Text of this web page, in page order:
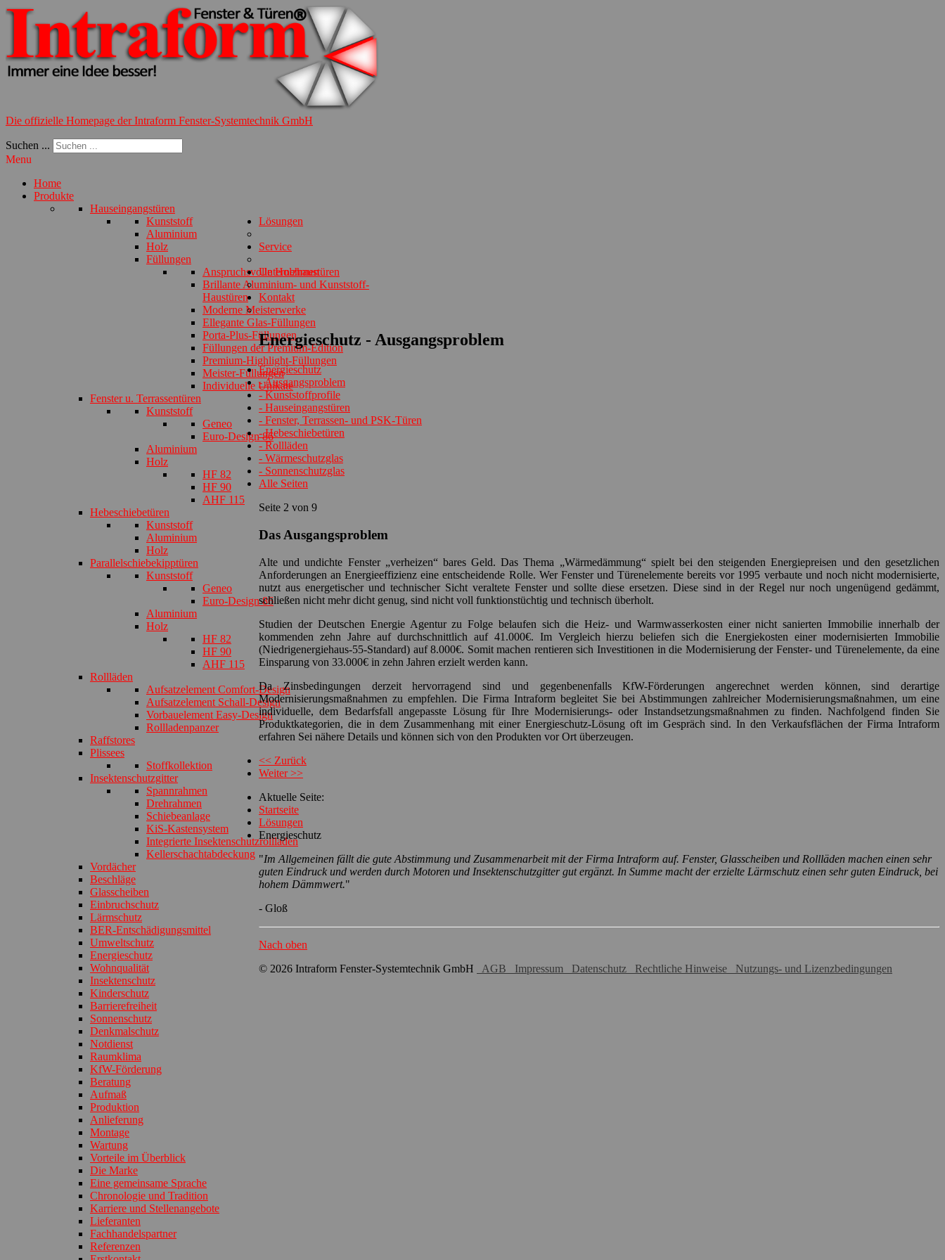
Die offizielle Homepage der Intraform Fenster-Systemtechnik GmbH
Suchen ...
Menu
Home
Produkte
Hauseingangstüren
Kunststoff
Aluminium
Holz
Füllungen
Anspruchsvolle Holzhaustüren
Brillante Aluminium- und Kunststoff-
Haustüren
Moderne Meisterwerke
Ellegante Glas-Füllungen
Porta-Plus-Füllungen
Füllungen der Premium-Edition
Premium-Highlight-Füllungen
Meister-Füllungen
Individuelle Unikate
Fenster u. Terrassentüren
Kunststoff
Geneo
Euro-Design 86
Aluminium
Holz
HF 82
HF 90
AHF 115
Hebeschiebetüren
Kunststoff
Aluminium
Holz
Parallelschiebekipptüren
Kunststoff
Geneo
Euro-Design 86
Aluminium
Holz
HF 82
HF 90
AHF 115
Rollläden
Aufsatzelement Comfort-Design
Aufsatzelement Schall-Design
Vorbauelement Easy-Design
Rollladenpanzer
Raffstores
Plissees
Stoffkollektion
Insektenschutzgitter
Spannrahmen
Drehrahmen
Schiebeanlage
KiS-Kastensystem
Integrierte Insektenschutzrollladen
Kellerschachtabdeckung
Vordächer
Beschläge
Glasscheiben
Lösungen
Einbruchschutz
Lärmschutz
BER-Entschädigungsmittel
Umweltschutz
Energieschutz
Wohnqualität
Insektenschutz
Kinderschutz
Barrierefreiheit
Sonnenschutz
Denkmalschutz
Notdienst
Raumklima
KfW-Förderung
Service
Beratung
Aufmaß
Produktion
Anlieferung
Montage
Wartung
Vorteile im Überblick
Unternehmen
Die Marke
Eine gemeinsame Sprache
Chronologie und Tradition
Karriere und Stellenangebote
Lieferanten
Fachhandelspartner
Referenzen
Kontakt
Energieschutz - Ausgangsproblem
Energieschutz
- Ausgangsproblem
- Kunststoffprofile
- Hauseingangstüren
- Fenster, Terrassen- und PSK-Türen
- Hebeschiebetüren
- Rollläden
- Wärmeschutzglas
- Sonnenschutzglas
Alle Seiten
Seite 2 von 9
Das Ausgangsproblem
Alte und undichte Fenster „verheizen“ bares Geld. Das Thema „Wärmedämmung“ spielt bei den steigenden Energiepreisen und den gesetzlichen
Anforderungen an Energieeffizienz eine entscheidende Rolle. Wer Fenster und Türenelemente bereits vor 1995 verbaute und noch nicht modernisierte,
nutzt aus energetischer und technischer Sicht veraltete Fenster und sollte diese ersetzen. Diese sind in der Regel nur noch ungenügend gedämmt,
schließen nicht mehr dicht genug, sind nicht voll funktionstüchtig und technisch überholt.
Studien der Deutschen Energie Agentur zu Folge belaufen sich die Heiz- und Warmwasserkosten einer nicht sanierten Immobilie innerhalb der
kommenden zehn Jahre auf durchschnittlich auf 41.000€. Im Vergleich hierzu beliefen sich die Energiekosten einer modernisierten Immobilie
(Niedrigenergiehaus-55-Standard) auf 8.000€. Somit machen rentieren sich Investitionen in die Modernisierung der Fenster- und Türenelemente, da eine
Einsparung von 33.000€ in zehn Jahren erzielt werden kann.
Da Zinsbedingungen derzeit hervorragend sind und gegenbenenfalls KfW-Förderungen angerechnet werden können, sind derartige
Modernisierungsmaßnahmen zu empfehlen. Die Firma Intraform begleitet Sie bei Abstimmungen zahlreicher Modernisierungsmaßnahmen, um eine
individuelle, dem Bedarfsfall angepasste Lösung für Ihre Modernisierungs- oder Instandsetzungsmaßnahmen zu finden. Nachfolgend finden Sie
Produktkategorien, die in dem Zusammenhang mit einer Energieschutz-Lösung oft im Gespräch sind. In den Verkaufsflächen der Firma Intraform
erfahren Sei nähere Details und können sich von den Produkten vor Ort überzeugen.
<< Zurück
Weiter >>
Aktuelle Seite:
Startseite
Lösungen
Energieschutz
"Im Allgemeinen fällt die gute Abstimmung und Zusammenarbeit mit der Firma Intraform auf. Fenster, Glasscheiben und Rollläden machen einen sehr
guten Eindruck und werden durch Motoren und Insektenschutzgitter gut ergänzt. In Summe macht der erzielte Lärmschutz einen sehr guten Eindruck, bei
hohem Dämmwert."
- Gloß
Nach oben
© 2026 Intraform Fenster-Systemtechnik GmbH
AGB Impressum Datenschutz Rechtliche Hinweise Nutzungs- und Lizenzbedingungen